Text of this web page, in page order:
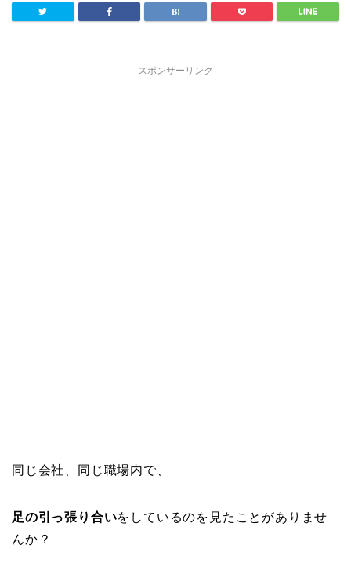
スポンサーリンク
同じ会社、同じ職場内で、
足の引っ張り合いをしているのを見たことがありませ
んか？